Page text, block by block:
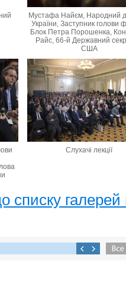
Мустафа Найєм, Народний
України, Заступник голови
Блок Петра Порошенка,
Райс, 66-й Державний
США
Слухачі лекції
списку галерей